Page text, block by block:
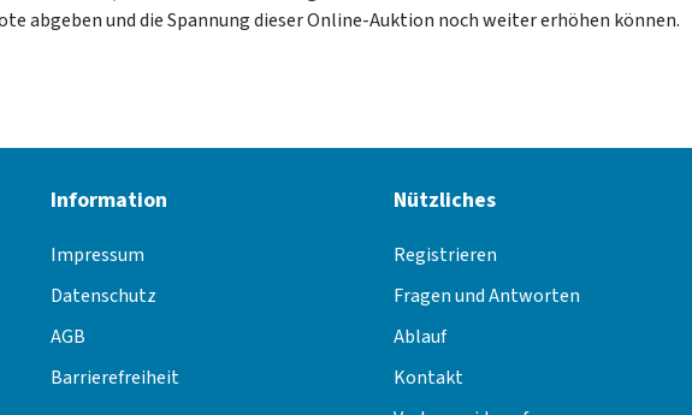
abgeben und die Spannung dieser Online-Auktion noch weiter erhöhen können.
Information
Impressum
Datenschutz
AGB
Barrierefreiheit
Nützliches
Registrieren
Fragen und Antworten
Ablauf
Kontakt